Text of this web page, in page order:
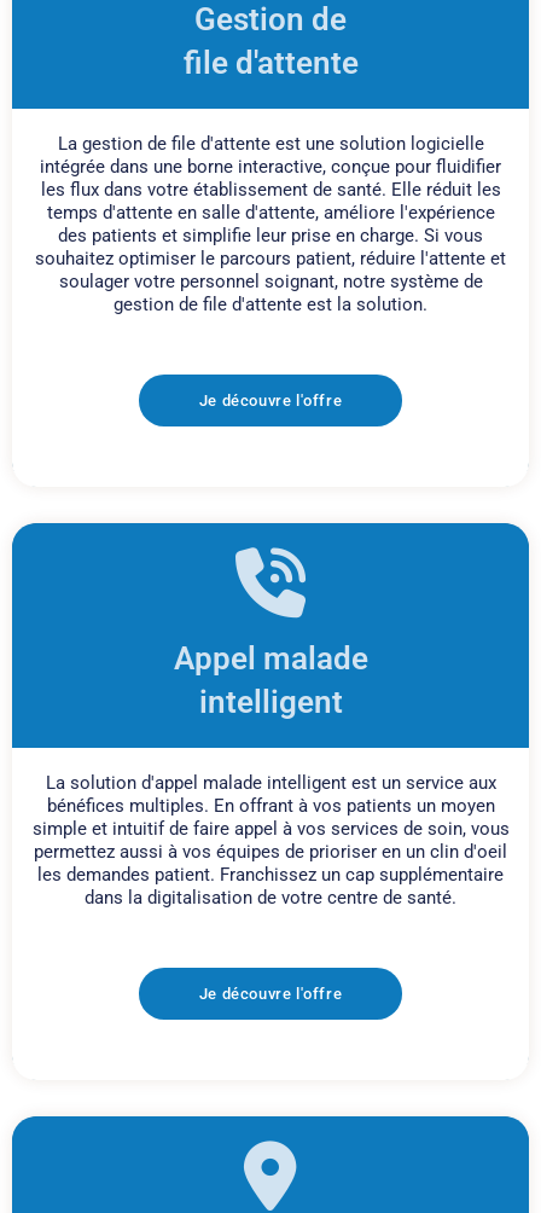
Gestion de
file d'attente
La gestion de file d'attente est une solution logicielle
intégrée dans une borne interactive, conçue pour fluidifier
les flux dans votre établissement de santé. Elle réduit les
temps d'attente en salle d'attente, améliore l'expérience
des patients et simplifie leur prise en charge. Si vous
souhaitez optimiser le parcours patient, réduire l'attente et
soulager votre personnel soignant, notre système de
gestion de file d'attente est la solution.
Je découvre l'offre
Appel malade
intelligent
La solution d'appel malade intelligent est un service aux
bénéfices multiples. En offrant à vos patients un moyen
simple et intuitif de faire appel à vos services de soin, vous
permettez aussi à vos équipes de prioriser en un clin d'oeil
les demandes patient. Franchissez un cap supplémentaire
dans la digitalisation de votre centre de santé.
Je découvre l'offre